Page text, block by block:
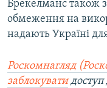
Брекелманс також
обмеження на
надають Україні
Роскомнагляд
заблокуватидоступ